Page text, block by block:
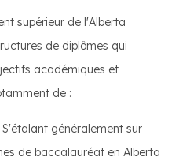
supérieur de l'Alberta
de diplômes qui
académiques et
de :
S'étalant généralement sur
de baccalauréat en Alberta